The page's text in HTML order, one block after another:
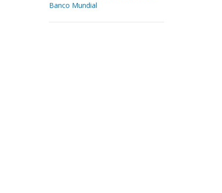
Banco Mundial